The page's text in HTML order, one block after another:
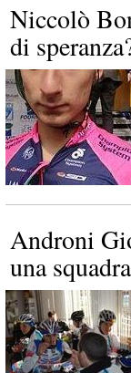
Niccolò
di
Androni
una